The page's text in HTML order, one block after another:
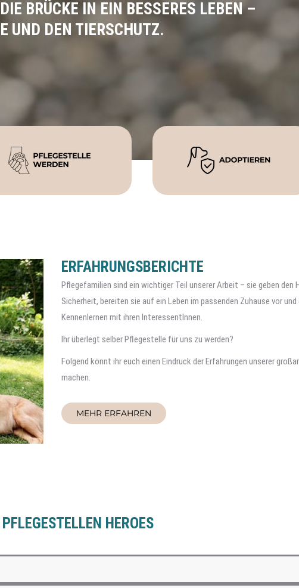
BRÜCKE IN EIN BESSERES LEBEN –
UND DEN TIERSCHUTZ.
ERFAHRUNGSBERICHTE
Pflegefamilien sind ein wichtiger Teil unserer Arbeit – sie geben den
Sicherheit, bereiten sie auf ein Leben im passenden Zuhause vor
Kennenlernen mit ihren InteressentInnen.
Ihr überlegt selber Pflegestelle für uns zu werden?
Folgend könnt ihr euch einen Eindruck der Erfahrungen unserer
machen.
MEHR ERFAHREN
HEROES